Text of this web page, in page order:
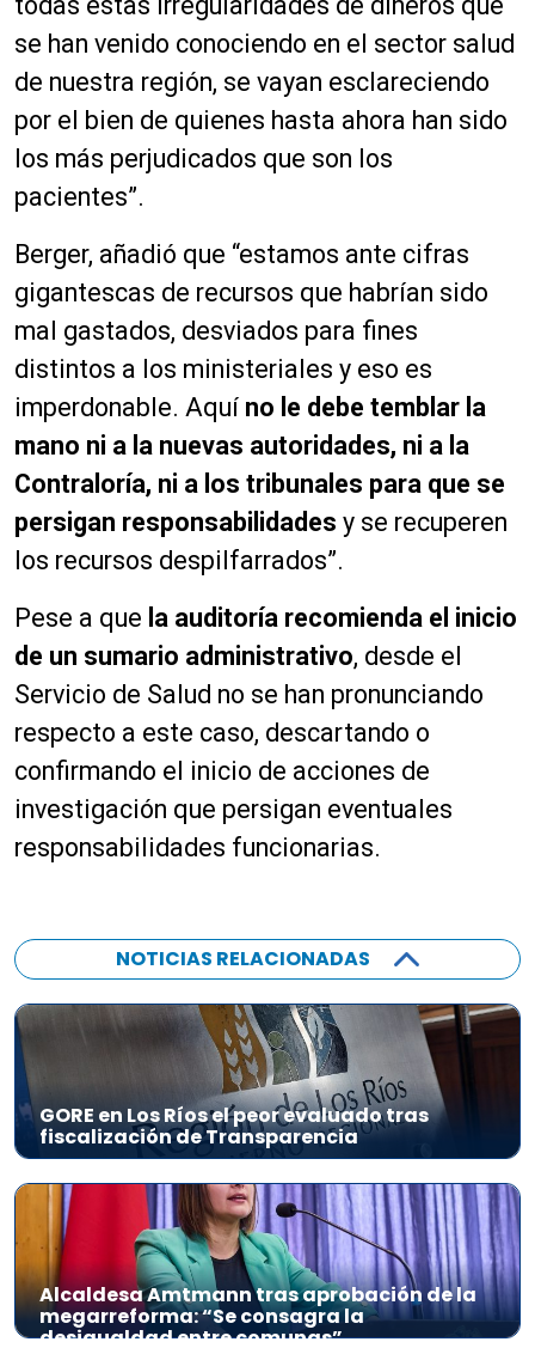
se han venido conociendo en el sector salud
de nuestra región, se vayan esclareciendo
por el bien de quienes hasta ahora han sido
los más perjudicados que son los
pacientes”.
Berger, añadió que “estamos ante cifras
gigantescas de recursos que habrían sido
mal gastados, desviados para fines
distintos a los ministeriales y eso es
imperdonable. Aquí no le debe temblar la
mano ni a la nuevas autoridades, ni a la
Contraloría, ni a los tribunales para que se
persigan responsabilidades y se recuperen
los recursos despilfarrados”.
Pese a que la auditoría recomienda el inicio
de un sumario administrativo, desde el
Servicio de Salud no se han pronunciando
respecto a este caso, descartando o
confirmando el inicio de acciones de
investigación que persigan eventuales
responsabilidades funcionarias.
NOTICIAS RELACIONADAS
GORE en Los Ríos el peor evaluado tras
fiscalización de Transparencia
Alcaldesa Amtmann tras aprobación de la
megarreforma: “Se consagra la
desigualdad entre comunas”